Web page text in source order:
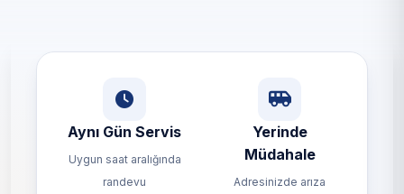
Aynı Gün Servis
Uygun saat aralığında
randevu
Yerinde
Müdahale
Adresinizde arıza